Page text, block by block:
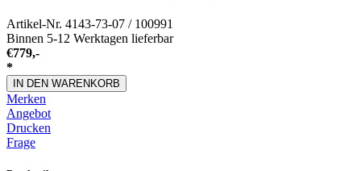
Artikel-Nr. 4143-73-07 / 100991
Binnen 5-12 Werktagen lieferbar
€779,-
*
IN DEN WARENKORB
Merken
Angebot
Drucken
Frage